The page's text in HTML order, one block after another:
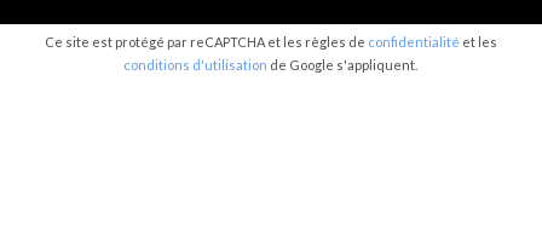
Ce site est protégé par reCAPTCHA et les règles de confidentialité et les
conditions d'utilisation de Google s'appliquent.